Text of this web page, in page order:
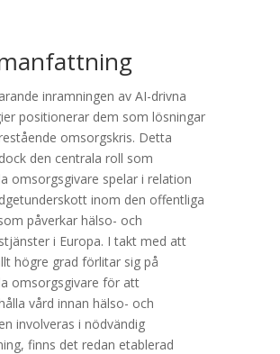
inramningen av AI-drivna
positionerar dem som lösningar
omsorgskris. Detta
den centrala roll som
omsorgsgivare spelar i relation
inom den offentliga
påverkar hälso- och
i Europa. I takt med att
högre grad förlitar sig på
omsorgsgivare för att
vård innan hälso- och
involveras i nödvändig
finns det redan etablerad